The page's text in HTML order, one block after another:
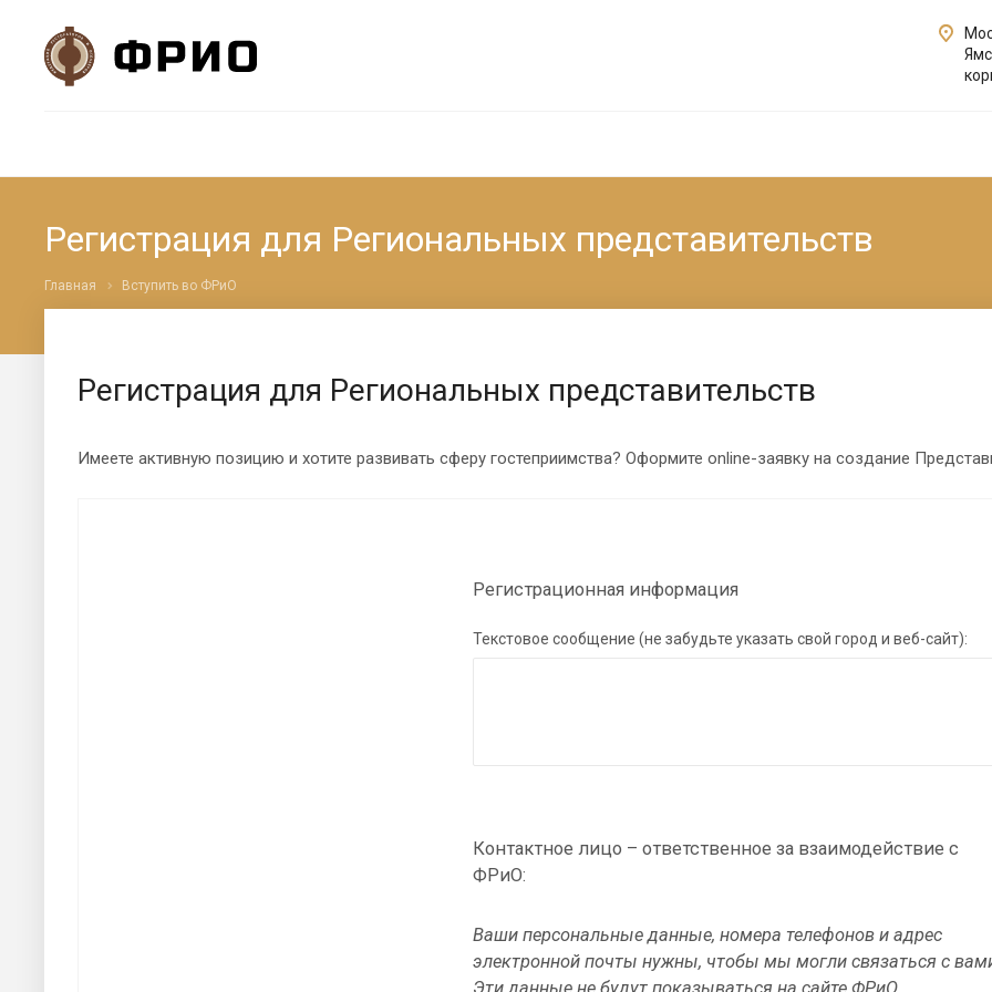
Регистрация для Региональных представительств
Главная Вступить во ФРиО
Регистрация для Региональных представительств
Имеете активную позицию и хотите развивать сферу гостеприимства? Оформите online-заявку на создание
Регистрационная информация
Текстовое сообщение (не забудьте указать свой город и веб-сайт):
Контактное лицо – ответственное за взаимодействие с
ФРиО:
Ваши персональные данные, номера телефонов и адрес
электронной почты нужны, чтобы мы могли связаться с